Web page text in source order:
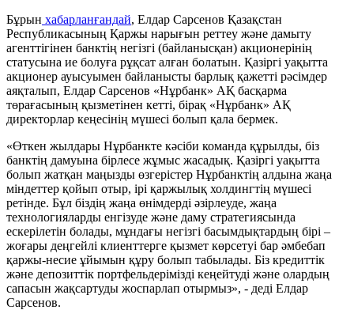
Бұрын хабарланғандай, Елдар Сарсенов Қазақстан
Республикасының Қаржы нарығын реттеу және дамыту
агенттігінен банктің негізгі (байланысқан) акционерінің
статусына ие болуға рұқсат алған болатын. Қазіргі уақытта
акционер ауысуымен байланысты барлық қажетті рәсімдер
аяқталып, Елдар Сарсенов «Нұрбанк» АҚ басқарма
төрағасының қызметінен кетті, бірақ «Нұрбанк» АҚ
директорлар кеңесінің мүшесі болып қала бермек.
«Өткен жылдары Нұрбанкте кәсіби команда құрылды, біз
банктің дамуына бірлесе жұмыс жасадық. Қазіргі уақытта
болып жатқан маңызды өзгерістер Нұрбанктің алдына жаңа
міндеттер қойып отыр, ірі қаржылық холдингтің мүшесі
ретінде. Бұл біздің жаңа өнімдерді әзірлеуде, жаңа
технологияларды енгізуде және даму стратегиясында
ескерілетін болады, мұндағы негізгі басымдықтардың бірі –
жоғары деңгейлі клиенттерге қызмет көрсетуі бар әмбебап
қаржы-несие ұйымын құру болып табылады. Біз кредиттік
және депозиттік портфельдерімізді кеңейтуді және олардың
сапасын жақсартуды жоспарлап отырмыз», - деді Елдар
Сарсенов.